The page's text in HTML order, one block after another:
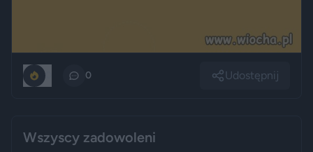
0 Udostępnij
Wszyscy zadowoleni